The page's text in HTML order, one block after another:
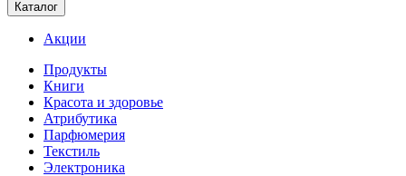
Каталог
Акции
Продукты
Книги
Красота и здоровье
Атрибутика
Парфюмерия
Текстиль
Электроника